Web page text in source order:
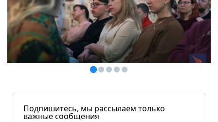
Подпишитесь, мы рассылаем только
важные сообщения